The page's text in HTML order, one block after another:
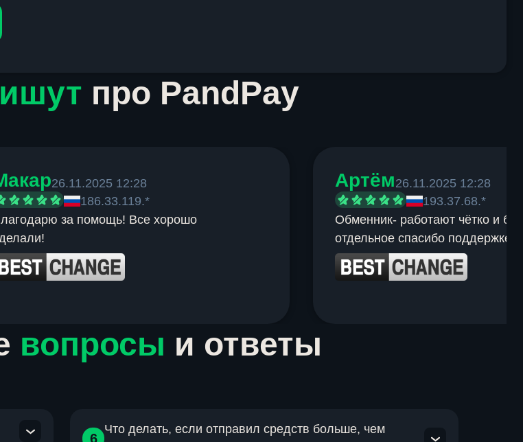
про PandPay
26.11.2025 12:28
186.33.119.*
за помощь! Все хорошо
Артём26.11.2025 12:28
193.37.68.*
Обменник- работают чётко и
отдельное спасибо поддержке.
вопросы и ответы
6
Что делать, если отправил средств больше, чем